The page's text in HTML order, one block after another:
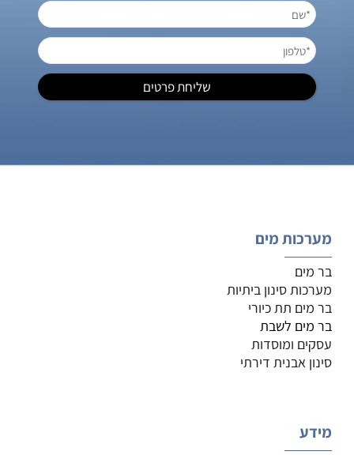
מערכות מים
בר מים
מערכות סינון ביתיות
בר מים תת כיורי
בר מים לשבת
עסקים ומוסדות
סינון אבנית דירתי
מידע